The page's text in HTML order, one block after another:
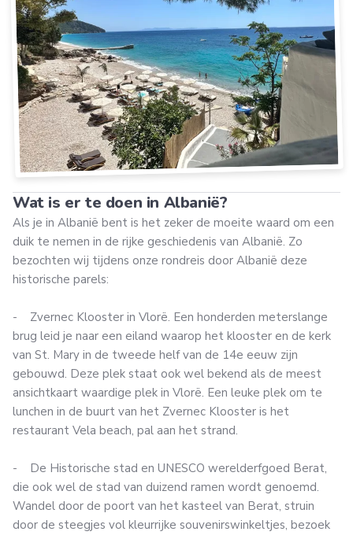
Wat is er te doen in Albanië?
Als je in Albanië bent is het zeker de moeite waard om een
duik te nemen in de rijke geschiedenis van Albanië. Zo
bezochten wij tijdens onze rondreis door Albanië deze
historische parels:
- Zvernec Klooster in Vlorë. Een honderden meterslange
brug leid je naar een eiland waarop het klooster en de kerk
van St. Mary in de tweede helf van de 14e eeuw zijn
gebouwd. Deze plek staat ook wel bekend als de meest
ansichtkaart waardige plek in Vlorë. Een leuke plek om te
lunchen in de buurt van het Zvernec Klooster is het
restaurant Vela beach, pal aan het strand.
- De Historische stad en UNESCO werelderfgoed Berat,
die ook wel de stad van duizend ramen wordt genoemd.
Wandel door de poort van het kasteel van Berat, struin
door de steegjes vol kleurrijke souvenirswinkeltjes, bezoek